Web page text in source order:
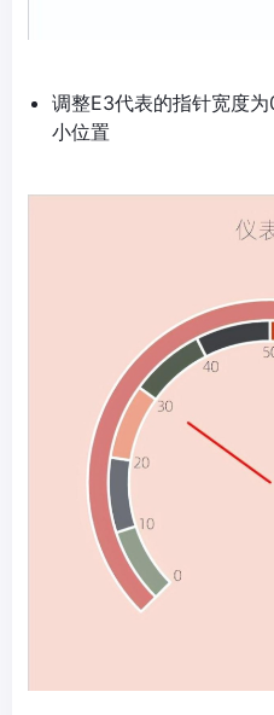
调整E3代表的指针宽度
小位置